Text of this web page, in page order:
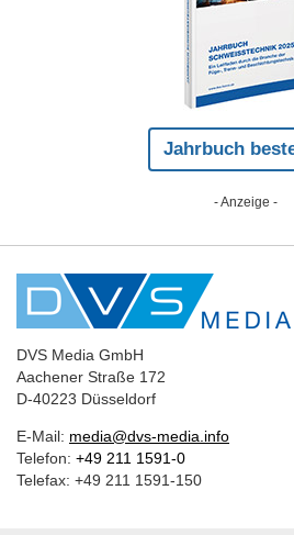
Jahrbuch
- Anzeige -
DVS Media GmbH
Aachener Straße 172
D-40223 Düsseldorf
E-Mail: media@dvs-media.info
Telefon: +49 211 1591-0
Telefax: +49 211 1591-150